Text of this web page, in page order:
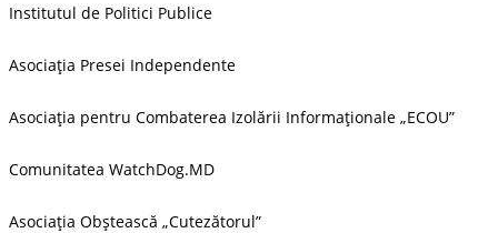
Institutul de Politici Publice
Asociația Presei Independente
Asociația pentru Combaterea Izolării Informaționale „ECOU”
Comunitatea WatchDog.MD
Asociaţia Obștească „Cutezătorul”